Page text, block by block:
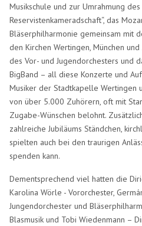
Musikschule und zur Umrahmung des
Reservistenkameradschaft“, das
Bläserphilharmonie gemeinsam mit
den Kirchen Wertingen, München
des Vor- und Jugendorchesters und
BigBand – all diese Konzerte und
Musiker der Stadtkapelle Wertingen
von über 5.000 Zuhörern, oft mit
Zugabe-Wünschen belohnt.
zahlreiche Jubiläums Ständchen,
spielten auch bei den traurigen
spenden kann.
Dementsprechend viel hatten die
Karolina Wörle - Vororchester,
Jungendorchester und
Blasmusik und Tobi Wiedenmann –